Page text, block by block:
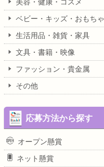
美容・健康・コスメ
ベビー・キッズ・おもちゃ
生活用品・雑貨・家具
文具・書籍・映像
ファッション・貴金属
その他
応募方法から探す
オープン懸賞
ネット懸賞